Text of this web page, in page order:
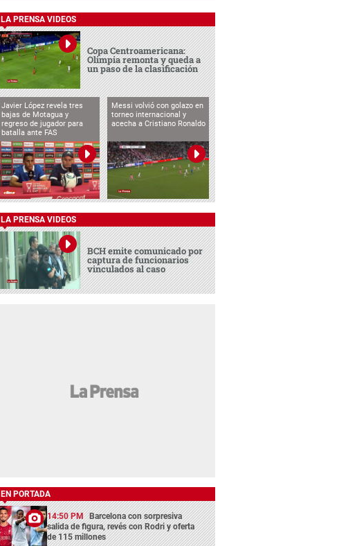
LA PRENSA VIDEOS
Copa Centroamericana:
Olimpia remonta y queda a
un paso de la clasificación
Javier López revela tres
bajas de Motagua y
regreso de jugador para
batalla ante FAS
Messi volvió con golazo en
torneo internacional y
acecha a Cristiano Ronaldo
LA PRENSA VIDEOS
BCH emite comunicado por
captura de funcionarios
vinculados al caso
EN PORTADA
14:50 PM Barcelona con sorpresiva
salida de figura, revés con Rodri y oferta
de 115 millones